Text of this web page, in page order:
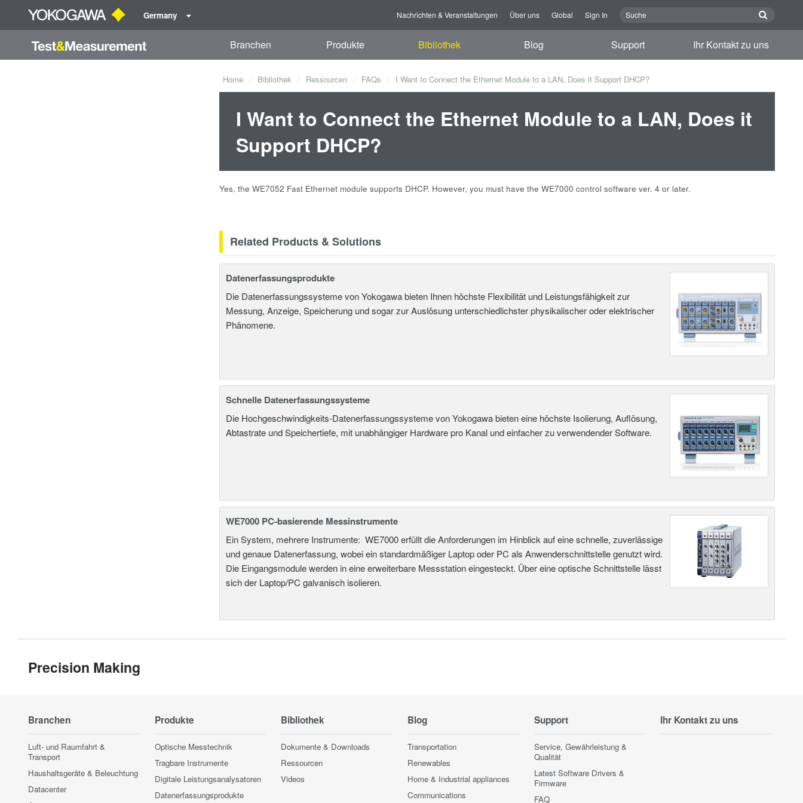
Germany Nachrichten & Veranstaltungen Über uns Global Sign In
Branchen Produkte Bibliothek Blog Support Ihr Kontakt zu uns
Home Bibliothek Ressourcen FAQs I Want to Connect the Ethernet Module to a LAN, Does it Support DHCP?
I Want to Connect the Ethernet Module to a LAN, Does it
Support DHCP?
Yes, the WE7052 Fast Ethernet module supports DHCP. However, you must have the WE7000 control software ver. 4 or later.
Related Products & Solutions
Datenerfassungsprodukte
Die Datenerfassungssysteme von Yokogawa bieten Ihnen höchste Flexibilität und Leistungsfähigkeit zur
Messung, Anzeige, Speicherung und sogar zur Auslösung unterschiedlichster physikalischer oder elektrischer
Phänomene.
Schnelle Datenerfassungssysteme
Die Hochgeschwindigkeits-Datenerfassungssysteme von Yokogawa bieten eine höchste Isolierung, Auflösung,
Abtastrate und Speichertiefe, mit unabhängiger Hardware pro Kanal und einfacher zu verwendender Software.
WE7000 PC-basierende Messinstrumente
Ein System, mehrere Instrumente: WE7000 erfüllt die Anforderungen im Hinblick auf eine schnelle, zuverlässige
und genaue Datenerfassung, wobei ein standardmäßiger Laptop oder PC als Anwenderschnittstelle genutzt wird.
Die Eingangsmodule werden in eine erweiterbare Messstation eingesteckt. Über eine optische Schnittstelle lässt
sich der Laptop/PC galvanisch isolieren.
Precision Making
Branchen
Luft- und Raumfahrt &
Transport
Haushaltsgeräte & Beleuchtung
Datacenter
Produkte
Optische Messtechnik
Tragbare Instrumente
Digitale Leistungsanalysatoren
Datenerfassungsprodukte
Bibliothek
Dokumente & Downloads
Ressourcen
Videos
Blog
Transportation
Renewables
Home & Industrial appliances
Communications
Support
Service, Gewährleistung &
Qualität
Latest Software Drivers &
Firmware
FAQ
Ihr Kontakt zu uns